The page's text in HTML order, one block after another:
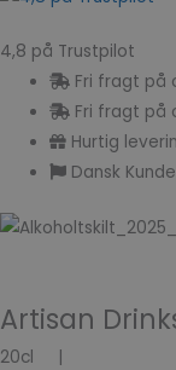
4,8 på Trustpilot
Fri fragt på
Fri fragt på
Hurtig
Dansk
Artisan
20cl |